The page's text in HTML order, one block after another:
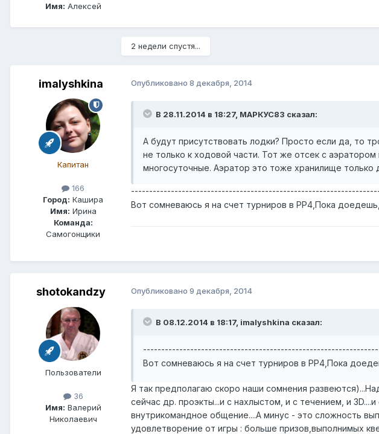
Имя: Алексей
2 недели спустя...
imalyshkina
Капитан
166
Город: Кашира
Имя: Ирина
Команда:
Самогонщики
Опубликовано 8 декабря, 2014
В 28.11.2014 в 18:27, МАРКУС83 сказал:
А будут присутствовать лодки? Просто если да, то
не только к ходовой части. Тот же отсек с
многосуточные. Аэратор это тоже хранилище только
Вот сомневаюсь я на счет турниров в РР4,Пока
shotokandzy
Пользователи
36
Имя: Валерий
Николаевич
Опубликовано 9 декабря, 2014
В 08.12.2014 в 18:17, imalyshkina сказал:
Вот сомневаюсь я на счет турниров в РР4,Пока
Я так предполагаю скоро наши сомнения
сейчас др. проэкты...и с нахлыстом, и с течением, и
внутрикомандное общение....А минус - это сложность
удовлетворение от игры : больше призов,выполнимых